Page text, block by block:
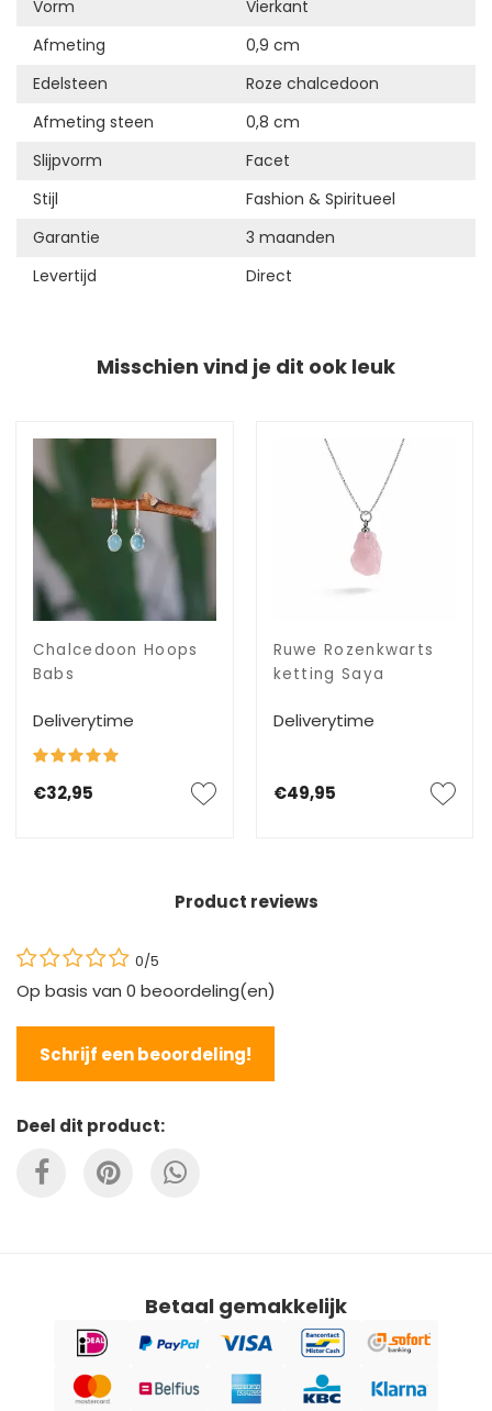
Vorm
Vierkant
Afmeting
0,9 cm
Edelsteen
Roze chalcedoon
Afmeting steen
0,8 cm
Slijpvorm
Facet
Stijl
Fashion & Spiritueel
Garantie
3 maanden
Levertijd
Direct
Misschien vind je dit ook leuk
Chalcedoon Hoops
Babs
Deliverytime
€32,95
Ruwe Rozenkwarts
ketting Saya
Deliverytime
€49,95
Product reviews
0/5
Op basis van 0 beoordeling(en)
Schrijf een beoordeling!
Deel dit product:
Betaal gemakkelijk